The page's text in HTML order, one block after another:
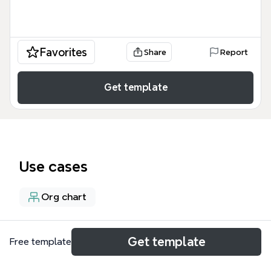
Favorites Share Report
Get template
Use cases
Org chart
About
Free template Get template